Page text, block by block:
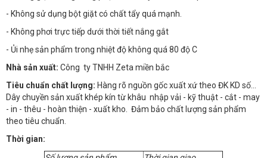
- Không sử dụng bột giặt có chất tẩy quá mạnh.
- Không phơi trực tiếp dưới thời tiết nắng gắt
- Ủi nhẹ sản phẩm trong nhiệt độ không quá 80 độ C
Nhà sản xuất: Công ty TNHH Zeta miền bắc
Tiêu chuẩn chất lượng: Hàng rõ nguồn gốc xuất xứ theo ĐK KD số…
Dây chuyền sản xuất khép kín từ khâu nhập vải - kỹ thuật - cắt - may
- in - thêu - hoàn thiện - xuất kho. Đảm bảo chất lượng sản phẩm
theo tiêu chuẩn.
Thời gian: